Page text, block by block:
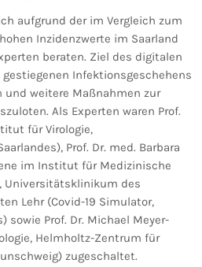
aufgrund der im Vergleich zum
Inzidenzwerte im Saarland
beraten. Ziel des digitalen
Infektionsgeschehens
und weitere Maßnahmen zur
Als Experten waren Prof.
für Virologie,
Prof. Dr. med. Barbara
im Institut für Medizinische
Universitätsklinikum des
Lehr (Covid-19 Simulator,
sowie Prof. Dr. Michael Meyer-
Helmholtz-Zentrum für
zugeschaltet.